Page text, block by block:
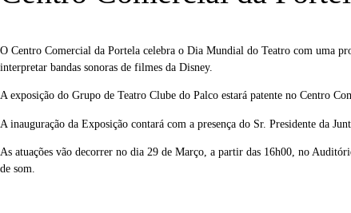
O Centro Comercial da Portela celebra o Dia Mundial do Teatro com uma
interpretar bandas sonoras de filmes da Disney.
A exposição do Grupo de Teatro Clube do Palco estará patente no Centro
A inauguração da Exposição contará com a presença do Sr. Presidente da
As atuações vão decorrer no dia 29 de Março, a partir das 16h00, no
de som.